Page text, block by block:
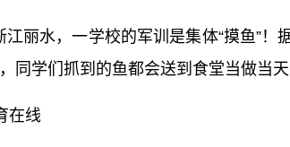
江丽水，一学校的军训是集体“摸鱼”
同学们抓到的鱼都会送到食堂当做当
在线